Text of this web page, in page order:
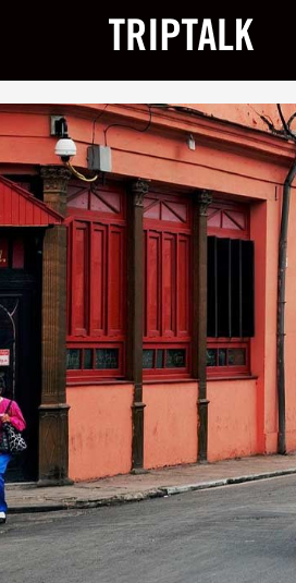
de
inhoud